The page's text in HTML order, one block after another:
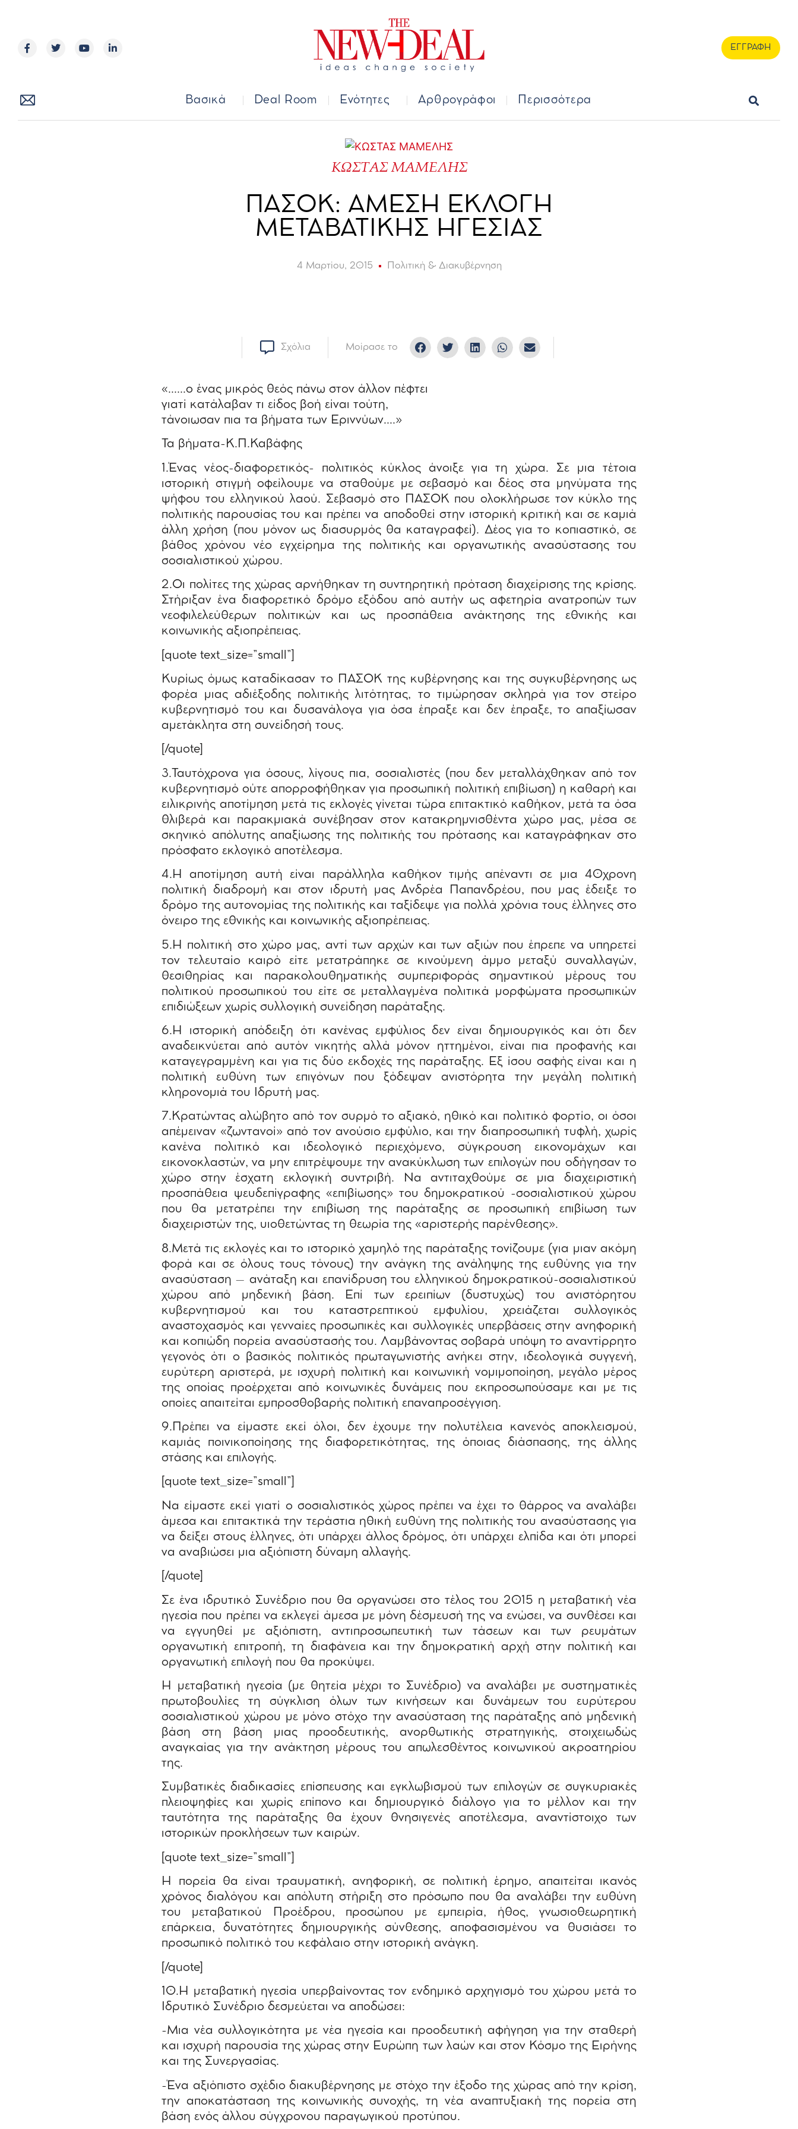
Ενότητες Αρθρογράφοι
ΕΓΓΡΑΦΗ
Βασικά Deal Room Ενότητες Αρθρογράφοι Περισσότερα
ΚΩΣΤΑΣ ΜΑΜΕΛΗΣ
ΠΑΣΟΚ: ΑΜΕΣΗ ΕΚΛΟΓΗ
ΜΕΤΑΒΑΤΙΚΗΣ ΗΓΕΣΙΑΣ
4 Μαρτίου, 2015 Πολιτική & Διακυβέρνηση
Σχόλια Μοίρασε το
«……ο ένας μικρός θεός πάνω στον άλλον πέφτει
γιατί κατάλαβαν τι είδος βοή είναι τούτη,
τάνοιωσαν πια τα βήματα των Εριννύων….»
Τα βήματα-Κ.Π.Καβάφης
1.Ένας νέος-διαφορετικός- πολιτικός κύκλος άνοιξε για τη χώρα. Σε μια τέτοια
ιστορική στιγμή οφείλουμε να σταθούμε με σεβασμό και δέος στα μηνύματα της
ψήφου του ελληνικού λαού. Σεβασμό στο ΠΑΣΟΚ που ολοκλήρωσε τον κύκλο της
πολιτικής παρουσίας του και πρέπει να αποδοθεί στην ιστορική κριτική και σε καμιά
άλλη χρήση (που μόνον ως διασυρμός θα καταγραφεί). Δέος για το κοπιαστικό, σε
βάθος χρόνου νέο εγχείρημα της πολιτικής και οργανωτικής ανασύστασης του
σοσιαλιστικού χώρου.
2.Οι πολίτες της χώρας αρνήθηκαν τη συντηρητική πρόταση διαχείρισης της κρίσης.
Στήριξαν ένα διαφορετικό δρόμο εξόδου από αυτήν ως αφετηρία ανατροπών των
νεοφιλελεύθερων πολιτικών και ως προσπάθεια ανάκτησης της εθνικής και
κοινωνικής αξιοπρέπειας.
[quote text_size=”small”]
Κυρίως όμως καταδίκασαν το ΠΑΣΟΚ της κυβέρνησης και της συγκυβέρνησης ως
φορέα μιας αδιέξοδης πολιτικής λιτότητας, το τιμώρησαν σκληρά για τον στείρο
κυβερνητισμό του και δυσανάλογα για όσα έπραξε και δεν έπραξε, το απαξίωσαν
αμετάκλητα στη συνείδησή τους.
[/quote]
3.Ταυτόχρονα για όσους, λίγους πια, σοσιαλιστές (που δεν μεταλλάχθηκαν από τον
κυβερνητισμό ούτε απορροφήθηκαν για προσωπική πολιτική επιβίωση) η καθαρή και
ειλικρινής αποτίμηση μετά τις εκλογές γίνεται τώρα επιτακτικό καθήκον, μετά τα όσα
θλιβερά και παρακμιακά συνέβησαν στον κατακρημνισθέντα χώρο μας, μέσα σε
σκηνικό απόλυτης απαξίωσης της πολιτικής του πρότασης και καταγράφηκαν στο
πρόσφατο εκλογικό αποτέλεσμα.
4.Η αποτίμηση αυτή είναι παράλληλα καθήκον τιμής απέναντι σε μια 40χρονη
πολιτική διαδρομή και στον ιδρυτή μας Ανδρέα Παπανδρέου, που μας έδειξε το
δρόμο της αυτονομίας της πολιτικής και ταξίδεψε για πολλά χρόνια τους έλληνες στο
όνειρο της εθνικής και κοινωνικής αξιοπρέπειας.
5.Η πολιτική στο χώρο μας, αντί των αρχών και των αξιών που έπρεπε να υπηρετεί
τον τελευταίο καιρό είτε μετατράπηκε σε κινούμενη άμμο μεταξύ συναλλαγών,
θεσιθηρίας και παρακολουθηματικής συμπεριφοράς σημαντικού μέρους του
πολιτικού προσωπικού του είτε σε μεταλλαγμένα πολιτικά μορφώματα προσωπικών
επιδιώξεων χωρίς συλλογική συνείδηση παράταξης.
6.Η ιστορική απόδειξη ότι κανένας εμφύλιος δεν είναι δημιουργικός και ότι δεν
αναδεικνύεται από αυτόν νικητής αλλά μόνον ηττημένοι, είναι πια προφανής και
καταγεγραμμένη και για τις δύο εκδοχές της παράταξης. Εξ ίσου σαφής είναι και η
πολιτική ευθύνη των επιγόνων που ξόδεψαν ανιστόρητα την μεγάλη πολιτική
κληρονομιά του Ιδρυτή μας.
7.Κρατώντας αλώβητο από τον συρμό το αξιακό, ηθικό και πολιτικό φορτίο, οι όσοι
απέμειναν «ζωντανοί» από τον ανούσιο εμφύλιο, και την διαπροσωπική τυφλή, χωρίς
κανένα πολιτικό και ιδεολογικό περιεχόμενο, σύγκρουση εικονομάχων και
εικονοκλαστών, να μην επιτρέψουμε την ανακύκλωση των επιλογών που οδήγησαν το
χώρο στην έσχατη εκλογική συντριβή. Να αντιταχθούμε σε μια διαχειριστική
προσπάθεια ψευδεπίγραφης «επιβίωσης» του δημοκρατικού -σοσιαλιστικού χώρου
που θα μετατρέπει την επιβίωση της παράταξης σε προσωπική επιβίωση των
διαχειριστών της, υιοθετώντας τη θεωρία της «αριστερής παρένθεσης».
8.Μετά τις εκλογές και το ιστορικό χαμηλό της παράταξης τονίζουμε (για μιαν ακόμη
φορά και σε όλους τους τόνους) την ανάγκη της ανάληψης της ευθύνης για την
ανασύσταση – ανάταξη και επανίδρυση του ελληνικού δημοκρατικού-σοσιαλιστικού
χώρου από μηδενική βάση. Επί των ερειπίων (δυστυχώς) του ανιστόρητου
κυβερνητισμού και του καταστρεπτικού εμφυλίου, χρειάζεται συλλογικός
αναστοχασμός και γενναίες προσωπικές και συλλογικές υπερβάσεις στην ανηφορική
και κοπιώδη πορεία ανασύστασής του. Λαμβάνοντας σοβαρά υπόψη το αναντίρρητο
γεγονός ότι ο βασικός πολιτικός πρωταγωνιστής ανήκει στην, ιδεολογικά συγγενή,
ευρύτερη αριστερά, με ισχυρή πολιτική και κοινωνική νομιμοποίηση, μεγάλο μέρος
της οποίας προέρχεται από κοινωνικές δυνάμεις που εκπροσωπούσαμε και με τις
οποίες απαιτείται εμπροσθοβαρής πολιτική επαναπροσέγγιση.
9.Πρέπει να είμαστε εκεί όλοι, δεν έχουμε την πολυτέλεια κανενός αποκλεισμού,
καμιάς ποινικοποίησης της διαφορετικότητας, της όποιας διάσπασης, της άλλης
στάσης και επιλογής.
[quote text_size=”small”]
Να είμαστε εκεί γιατί ο σοσιαλιστικός χώρος πρέπει να έχει το θάρρος να αναλάβει
άμεσα και επιτακτικά την τεράστια ηθική ευθύνη της πολιτικής του ανασύστασης για
να δείξει στους έλληνες, ότι υπάρχει άλλος δρόμος, ότι υπάρχει ελπίδα και ότι μπορεί
να αναβιώσει μια αξιόπιστη δύναμη αλλαγής.
[/quote]
Σε ένα ιδρυτικό Συνέδριο που θα οργανώσει στο τέλος του 2015 η μεταβατική νέα
ηγεσία που πρέπει να εκλεγεί άμεσα με μόνη δέσμευσή της να ενώσει, να συνθέσει και
να εγγυηθεί με αξιόπιστη, αντιπροσωπευτική των τάσεων και των ρευμάτων
οργανωτική επιτροπή, τη διαφάνεια και την δημοκρατική αρχή στην πολιτική και
οργανωτική επιλογή που θα προκύψει.
Η μεταβατική ηγεσία (με θητεία μέχρι το Συνέδριο) να αναλάβει με συστηματικές
πρωτοβουλίες τη σύγκλιση όλων των κινήσεων και δυνάμεων του ευρύτερου
σοσιαλιστικού χώρου με μόνο στόχο την ανασύσταση της παράταξης από μηδενική
βάση στη βάση μιας προοδευτικής, ανορθωτικής στρατηγικής, στοιχειωδώς
αναγκαίας για την ανάκτηση μέρους του απωλεσθέντος κοινωνικού ακροατηρίου
της.
Συμβατικές διαδικασίες επίσπευσης και εγκλωβισμού των επιλογών σε συγκυριακές
πλειοψηφίες και χωρίς επίπονο και δημιουργικό διάλογο για το μέλλον και την
ταυτότητα της παράταξης θα έχουν θνησιγενές αποτέλεσμα, αναντίστοιχο των
ιστορικών προκλήσεων των καιρών.
[quote text_size=”small”]
Η πορεία θα είναι τραυματική, ανηφορική, σε πολιτική έρημο, απαιτείται ικανός
χρόνος διαλόγου και απόλυτη στήριξη στο πρόσωπο που θα αναλάβει την ευθύνη
του μεταβατικού Προέδρου, προσώπου με εμπειρία, ήθος, γνωσιοθεωρητική
επάρκεια, δυνατότητες δημιουργικής σύνθεσης, αποφασισμένου να θυσιάσει το
προσωπικό πολιτικό του κεφάλαιο στην ιστορική ανάγκη.
[/quote]
10.Η μεταβατική ηγεσία υπερβαίνοντας τον ενδημικό αρχηγισμό του χώρου μετά το
Ιδρυτικό Συνέδριο δεσμεύεται να αποδώσει:
-Μια νέα συλλογικότητα με νέα ηγεσία και προοδευτική αφήγηση για την σταθερή
και ισχυρή παρουσία της χώρας στην Ευρώπη των λαών και στον Κόσμο της Ειρήνης
και της Συνεργασίας.
-Ένα αξιόπιστο σχέδιο διακυβέρνησης με στόχο την έξοδο της χώρας από την κρίση,
την αποκατάσταση της κοινωνικής συνοχής, τη νέα αναπτυξιακή της πορεία στη
βάση ενός άλλου σύγχρονου παραγωγικού προτύπου.